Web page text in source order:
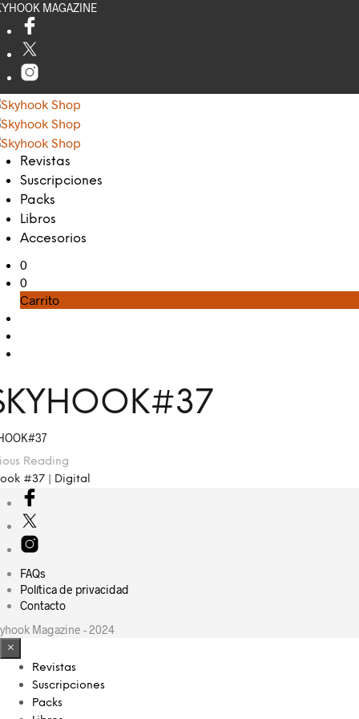
MAGAZINE
Revistas
Suscripciones
Packs
Libros
Accesorios
0
0
Carrito
Reading
#37 | Digital
FAQs
Política de privacidad
Contacto
Magazine - 2024
×
Revistas
Suscripciones
Packs